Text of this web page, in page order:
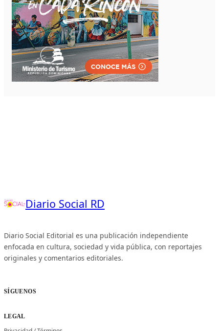
Diario Social RD
Diario Social Editorial es una publicación independiente
enfocada en cultura, sociedad y vida pública, con reportajes
originales y comentarios editoriales.
SÍGUENOS
LEGAL